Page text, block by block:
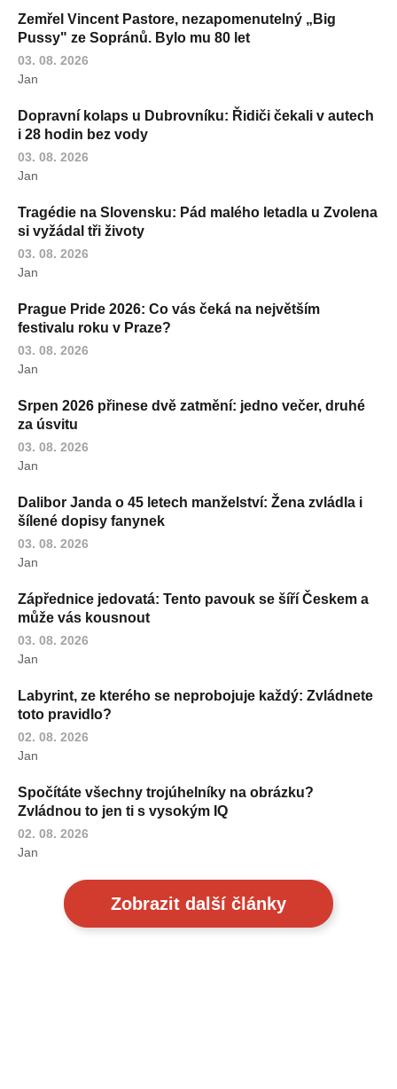
Zemřel Vincent Pastore, nezapomenutelný „Big
Pussy" ze Sopránů. Bylo mu 80 let
03. 08. 2026
Jan
Dopravní kolaps u Dubrovníku: Řidiči čekali v autech
i 28 hodin bez vody
03. 08. 2026
Jan
Tragédie na Slovensku: Pád malého letadla u Zvolena
si vyžádal tři životy
03. 08. 2026
Jan
Prague Pride 2026: Co vás čeká na největším
festivalu roku v Praze?
03. 08. 2026
Jan
Srpen 2026 přinese dvě zatmění: jedno večer, druhé
za úsvitu
03. 08. 2026
Jan
Dalibor Janda o 45 letech manželství: Žena zvládla i
šílené dopisy fanynek
03. 08. 2026
Jan
Zápřednice jedovatá: Tento pavouk se šíří Českem a
může vás kousnout
03. 08. 2026
Jan
Labyrint, ze kterého se neprobojuje každý: Zvládnete
toto pravidlo?
02. 08. 2026
Jan
Spočítáte všechny trojúhelníky na obrázku?
Zvládnou to jen ti s vysokým IQ
02. 08. 2026
Jan
Zobrazit další články